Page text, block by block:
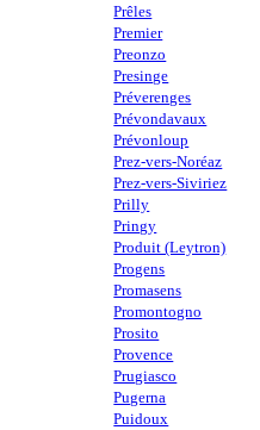
Prêles
Premier
Preonzo
Presinge
Préverenges
Prévondavaux
Prévonloup
Prez-vers-Noréaz
Prez-vers-Siviriez
Prilly
Pringy
Produit (Leytron)
Progens
Promasens
Promontogno
Prosito
Provence
Prugiasco
Pugerna
Puidoux